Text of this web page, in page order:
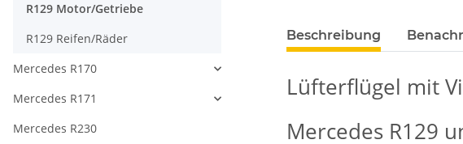
Beschreibung
Lüfterflügel mit
Mercedes R129
R129 Motor/Getriebe
R129 Reifen/Räder
Mercedes R170
Mercedes R171
Mercedes R230